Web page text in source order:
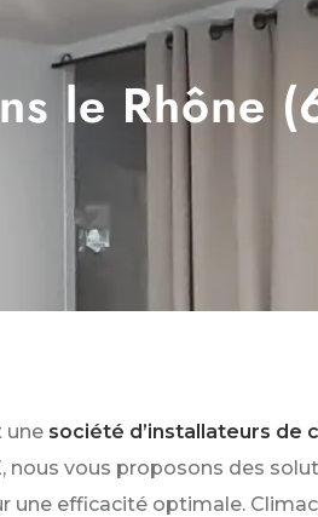
le Rhône
une société d’installateurs de
nous vous proposons des
une efficacité optimale.